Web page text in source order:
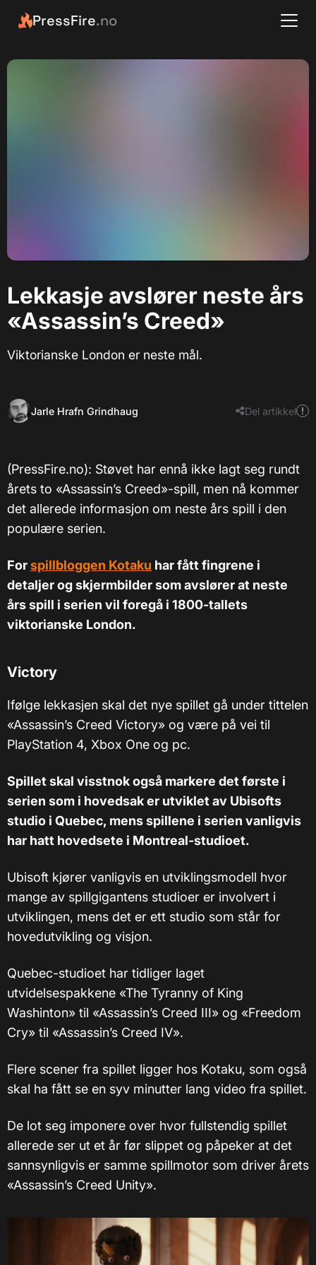
PressFire.no
Lekkasje avslører neste års
«Assassin’s Creed»
Viktorianske London er neste mål.
Jarle Hrafn Grindhaug Del artikkel
(PressFire.no): Støvet har ennå ikke lagt seg rundt
årets to «Assassin’s Creed»-spill, men nå kommer
det allerede informasjon om neste års spill i den
populære serien.
Forspillbloggen Kotaku har fått fingrene i
detaljer og skjermbilder som avslører at neste
års spill i serien vil foregå i 1800-tallets
viktorianske London.
Victory
Ifølge lekkasjen skal det nye spillet gå under tittelen
«Assassin’s Creed Victory» og være på vei til
PlayStation 4, Xbox One og pc.
Spillet skal visstnok også markere det første i
serien som i hovedsak er utviklet av Ubisofts
studio i Quebec, mens spillene i serien vanligvis
har hatt hovedsete i Montreal-studioet.
Ubisoft kjører vanligvis en utviklingsmodell hvor
mange av spillgigantens studioer er involvert i
utviklingen, mens det er ett studio som står for
hovedutvikling og visjon.
Quebec-studioet har tidliger laget
utvidelsespakkene «The Tyranny of King
Washinton» til «Assassin’s Creed III» og «Freedom
Cry» til «Assassin’s Creed IV».
Flere scener fra spillet ligger hos Kotaku, som også
skal ha fått se en syv minutter lang video fra spillet.
De lot seg imponere over hvor fullstendig spillet
allerede ser ut et år før slippet og påpeker at det
sannsynligvis er samme spillmotor som driver årets
«Assassin’s Creed Unity».